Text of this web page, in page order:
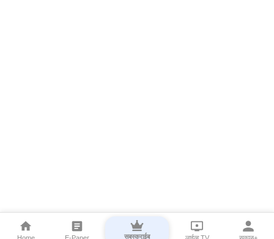
Home E-Paper सबस्क्राईब लाईव्ह TV सकाळ+